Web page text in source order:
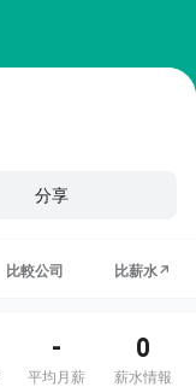
分享
比較公司 比薪水↗
-
平均月薪
0
薪水情報